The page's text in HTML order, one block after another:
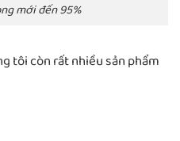
mới đến 95%
tôi còn rất nhiều sản phẩm